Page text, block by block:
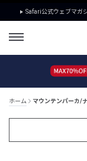
Safari公式ウェブマガ
ホーム マウンテンパーカ/